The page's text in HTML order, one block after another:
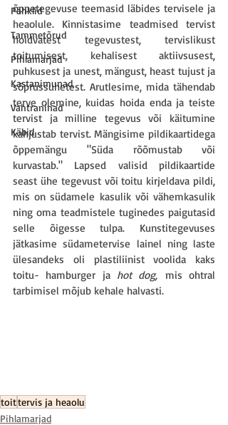
Pähklid
Tammetõrud
Pihlamarjad
Kastanimunad
Vahtraninad
Käbid
õppetegevuse teemasid läbides tervisele ja
heaolule. Kinnistasime teadmised tervist
hoidvatest tegevustest, tervislikust
toitumisest, kehalisest aktiivsusest,
puhkusest ja unest, mängust, heast tujust ja
sõprussuhetest. Arutlesime, mida tähendab
terve olemine, kuidas hoida enda ja teiste
tervist ja milline tegevus või käitumine
kahjustab tervist. Mängisime pildikaartidega
õppemängu "Süda rõõmustab või
kurvastab." Lapsed valisid pildikaartide
seast ühe tegevust või toitu kirjeldava pildi,
mis on südamele kasulik või vähemkasulik
ning oma teadmistele tuginedes paigutasid
selle õigesse tulpa. Kunstitegevuses
jätkasime südametervise lainel ning laste
ülesandeks oli plastiliinist voolida kaks
toitu- hamburger ja hot dog, mis ohtral
tarbimisel mõjub kehale halvasti.
toittervis ja heaolu
Pihlamarjad